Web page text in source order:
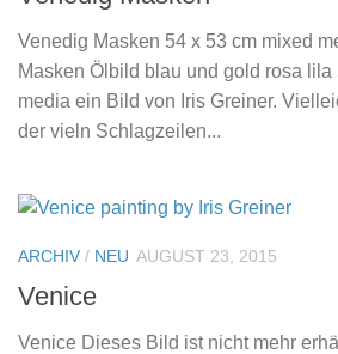
Venedig Masken 54 x 53 cm mixed
Masken Ölbild blau und gold rosa lila
media ein Bild von Iris Greiner.
der vieln Schlagzeilen...
ARCHIV / NEU AUGUST 23, 2015
Venice
Venice Dieses Bild ist nicht mehr